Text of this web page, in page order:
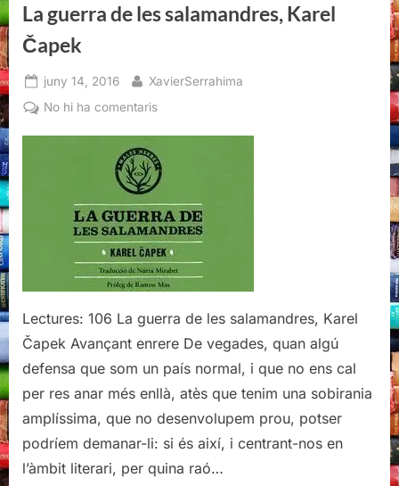
La guerra de les salamandres, Karel
Čapek
Posted
on
juny 14, 2016 By
XavierSerrahima
No hi ha comentarisa
de
les
salamandres,
Karel
Čapek
Lectures: 106 La guerra de les salamandres, Karel
Čapek Avançant enrere De vegades, quan algú
defensa que som un país normal, i que no ens cal
per res anar més enllà, atès que tenim una sobirania
amplíssima, que no desenvolupem prou, potser
podríem demanar-li: si és així, i centrant-nos en
l’àmbit literari, per quina raó…